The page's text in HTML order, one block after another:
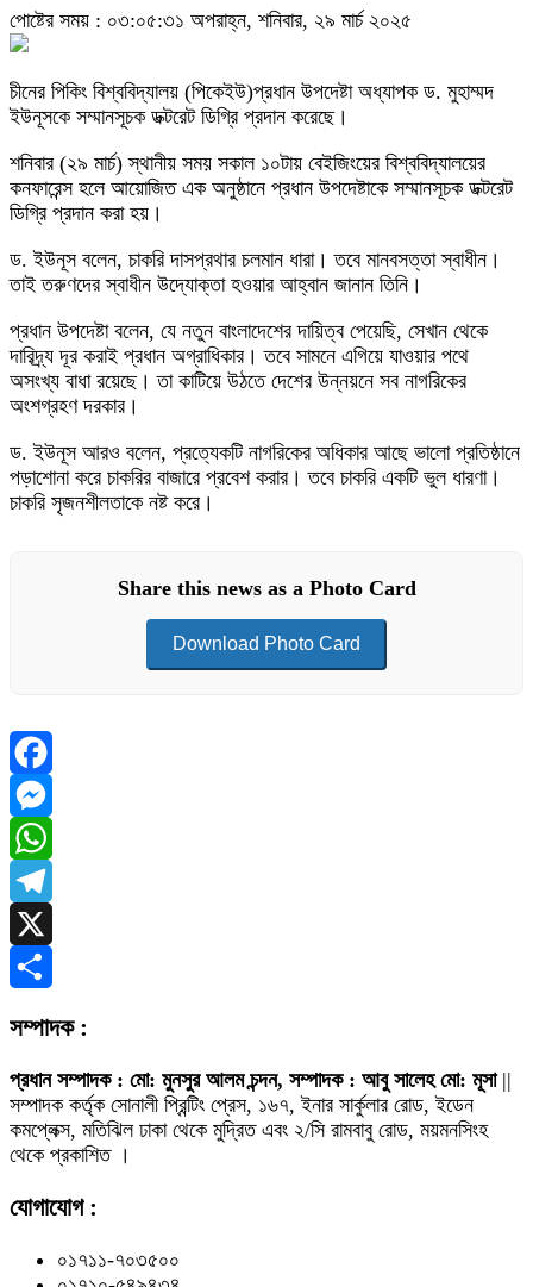
পোষ্টের সময় : ০৩:০৫:৩১ অপরাহ্ন, শনিবার, ২৯ মার্চ ২০২৫
চীনের পিকিং বিশ্ববিদ্যালয় (পিকেইউ)প্রধান উপদেষ্টা অধ্যাপক ড. মুহাম্মদ
ইউনূসকে সম্মানসূচক ডক্টরেট ডিগ্রি প্রদান করেছে।
শনিবার (২৯ মার্চ) স্থানীয় সময় সকাল ১০টায় বেইজিংয়ের বিশ্ববিদ্যালয়ের
কনফারেন্স হলে আয়োজিত এক অনুষ্ঠানে প্রধান উপদেষ্টাকে সম্মানসূচক ডক্টরেট
ডিগ্রি প্রদান করা হয়।
ড. ইউনূস বলেন, চাকরি দাসপ্রথার চলমান ধারা। তবে মানবসত্তা স্বাধীন।
তাই তরুণদের স্বাধীন উদ্যোক্তা হওয়ার আহ্বান জানান তিনি।
প্রধান উপদেষ্টা বলেন, যে নতুন বাংলাদেশের দায়িত্ব পেয়েছি, সেখান থেকে
দারিদ্র্য দূর করাই প্রধান অগ্রাধিকার। তবে সামনে এগিয়ে যাওয়ার পথে
অসংখ্য বাধা রয়েছে। তা কাটিয়ে উঠতে দেশের উন্নয়নে সব নাগরিকের
অংশগ্রহণ দরকার।
ড. ইউনূস আরও বলেন, প্রত্যেকটি নাগরিকের অধিকার আছে ভালো প্রতিষ্ঠানে
পড়াশোনা করে চাকরির বাজারে প্রবেশ করার। তবে চাকরি একটি ভুল ধারণা।
চাকরি সৃজনশীলতাকে নষ্ট করে।
Share this news as a Photo Card
Download Photo Card
Facebook
Messenger
WhatsApp
Telegram
X
সম্পাদক :
প্রধান সম্পাদক : মো: মুনসুর আলম চন্দন, সম্পাদক : আবু সালেহ মো: মূসা||
সম্পাদক কর্তৃক সোনালী প্রিন্টিং প্রেস, ১৬৭, ইনার সার্কুলার রোড, ইডেন
কমপ্লেক্স, মতিঝিল ঢাকা থেকে মুদ্রিত এবং ২/সি রামবাবু রোড, ময়মনসিংহ
থেকে প্রকাশিত ।
যোগাযোগ :
০১৭১১-৭০৩৫০০